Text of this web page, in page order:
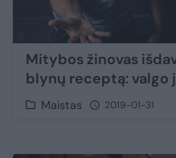
Mitybos žinovas
blynų receptą: valgo
Maistas 2019-01-31